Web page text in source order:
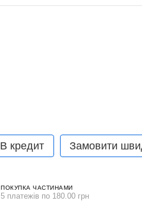
В кредит Замовити
ПОКУПКА ЧАСТИНАМИ
5 платежів по 180.00 грн